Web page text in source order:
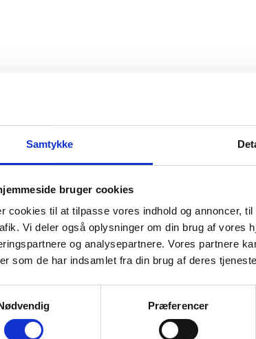
Samtykke
bruger cookies
cookies til at tilpasse vores indhold og annoncer,
Vi deler også oplysninger om din brug af vores
og analysepartnere. Vores partnere
som de har indsamlet fra din brug af deres
Præferencer